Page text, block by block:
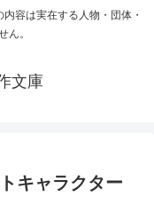
容は実在する人物・団体・
ん。
文庫
キャラクター